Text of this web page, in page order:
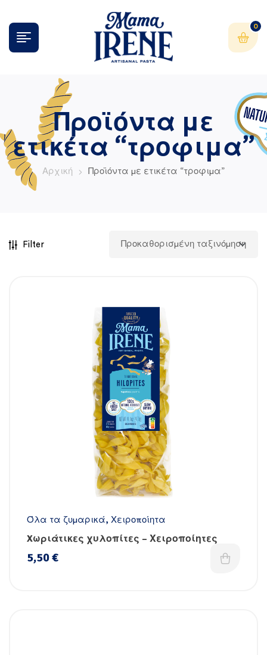
0
Προϊόντα με
ετικέτα “τροφιμα”
Αρχική Προϊόντα με ετικέτα “τροφιμα”
Filter
Όλα τα ζυμαρικά, Χειροποίητα
Xωριάτικες χυλοπίτες – Χειροποίητες
5,50€